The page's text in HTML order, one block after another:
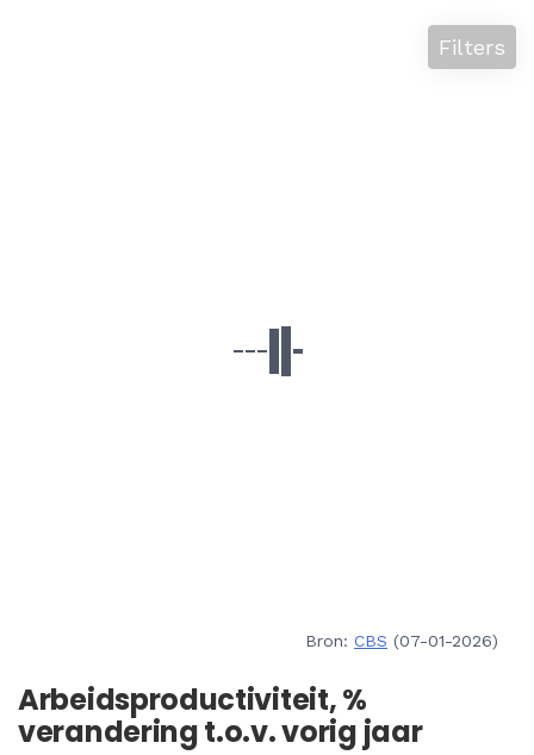
Filters
Bron: CBS (07-01-2026)
Arbeidsproductiviteit, %
verandering t.o.v. vorig jaar